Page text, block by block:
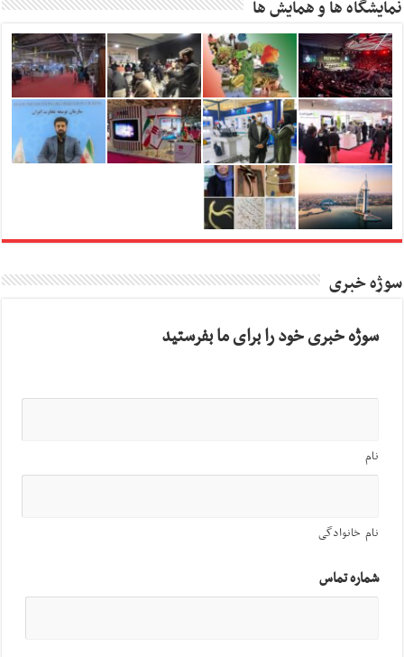
نمایشگاه ها و همایش ها
سوژه خبری
سوژه خبری خود را برای ما بفرستید
نام
نام خانوادگی
شماره تماس